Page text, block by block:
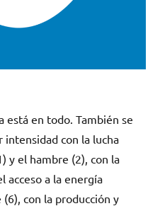
está en todo. También se
intensidad con la lucha
y el hambre (2), con la
acceso a la energía
con la producción y